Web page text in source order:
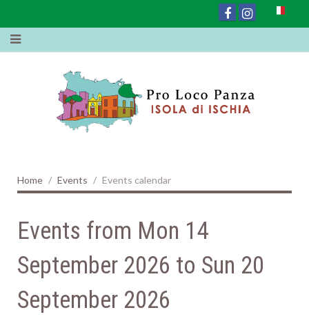
Home Events Events calendar
Events from Mon 14
September 2026 to Sun 20
September 2026